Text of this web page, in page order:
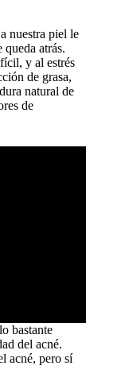
nuestra piel le
queda atrás.
y al estrés
de grasa,
natural de
de
bastante
del acné.
acné, pero sí